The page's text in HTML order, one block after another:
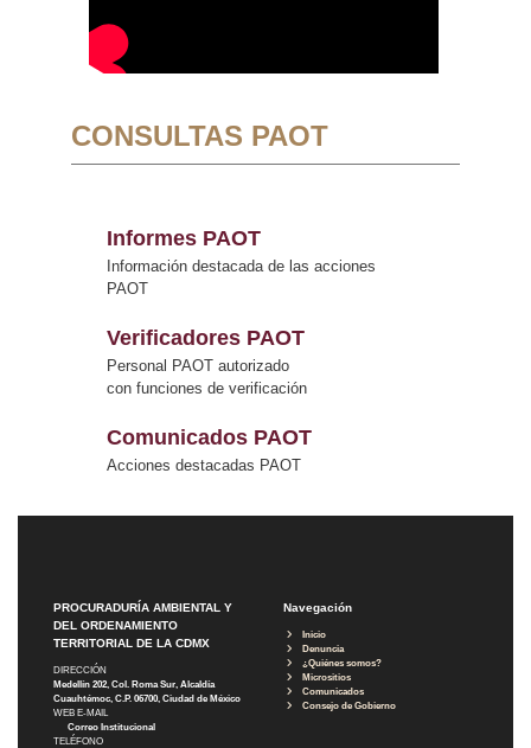
CONSULTAS PAOT
Informes PAOT
Información destacada de las acciones
PAOT
Verificadores PAOT
Personal PAOT autorizado
con funciones de verificación
Comunicados PAOT
Acciones destacadas PAOT
PROCURADURÍA AMBIENTAL Y
DEL ORDENAMIENTO
TERRITORIAL DE LA CDMX
DIRECCIÓN
Medellín 202, Col. Roma Sur, Alcaldía
Cuauhtémoc, C.P. 06700, Ciudad de México
WEB E-MAIL
Correo Institucional
TELÉFONO
Navegación
Inicio
Denuncia
¿Quiénes somos?
Micrositios
Comunicados
Consejo de Gobierno